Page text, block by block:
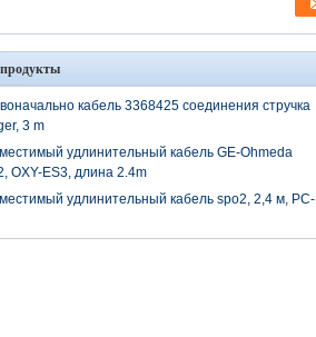
кабель 3368425 соединения стручка
3 m
удлинительный кабель GE-Ohmeda
OXY-ES3, длина 2.4m
удлинительный кабель spo2, 2,4 м, PC-